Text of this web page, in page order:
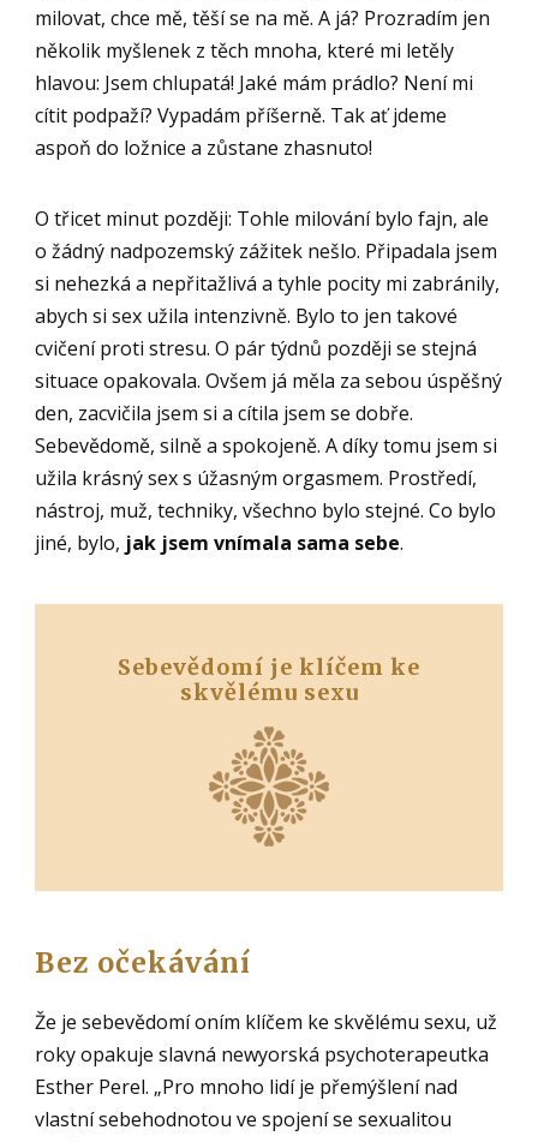
milovat, chce mě, těší se na mě. A já? Prozradím jen
několik myšlenek z těch mnoha, které mi letěly
hlavou: Jsem chlupatá! Jaké mám prádlo? Není mi
cítit podpaží? Vypadám příšerně. Tak ať jdeme
aspoň do ložnice a zůstane zhasnuto!
O třicet minut později: Tohle milování bylo fajn, ale
o žádný nadpozemský zážitek nešlo. Připadala jsem
si nehezká a nepřitažlivá a tyhle pocity mi zabránily,
abych si sex užila intenzivně. Bylo to jen takové
cvičení proti stresu. O pár týdnů později se stejná
situace opakovala. Ovšem já měla za sebou úspěšný
den, zacvičila jsem si a cítila jsem se dobře.
Sebevědomě, silně a spokojeně. A díky tomu jsem si
užila krásný sex s úžasným orgasmem. Prostředí,
nástroj, muž, techniky, všechno bylo stejné. Co bylo
jiné, bylo, jak jsem vnímala sama sebe.
Sebevědomí je klíčem ke
skvělému sexu
Bez očekávání
Že je sebevědomí oním klíčem ke skvělému sexu, už
roky opakuje slavná newyorská psychoterapeutka
Esther Perel. „Pro mnoho lidí je přemýšlení nad
vlastní sebehodnotou ve spojení se sexualitou